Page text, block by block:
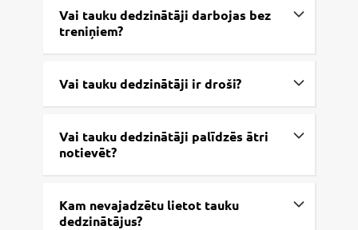
Vai tauku dedzinātāji darbojas bez
treniņiem?
Vai tauku dedzinātāji ir droši?
Vai tauku dedzinātāji palīdzēs ātri
notievēt?
Kam nevajadzētu lietot tauku
dedzinātājus?